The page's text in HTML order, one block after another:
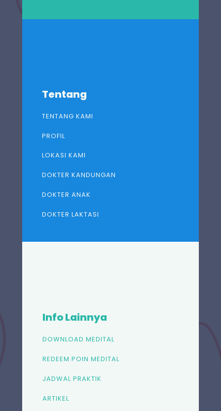
Tentang
TENTANG KAMI
PROFIL
LOKASI KAMI
DOKTER KANDUNGAN
DOKTER ANAK
DOKTER LAKTASI
Info Lainnya
DOWNLOAD MEDITAL
REDEEM POIN MEDITAL
JADWAL PRAKTIK
ARTIKEL